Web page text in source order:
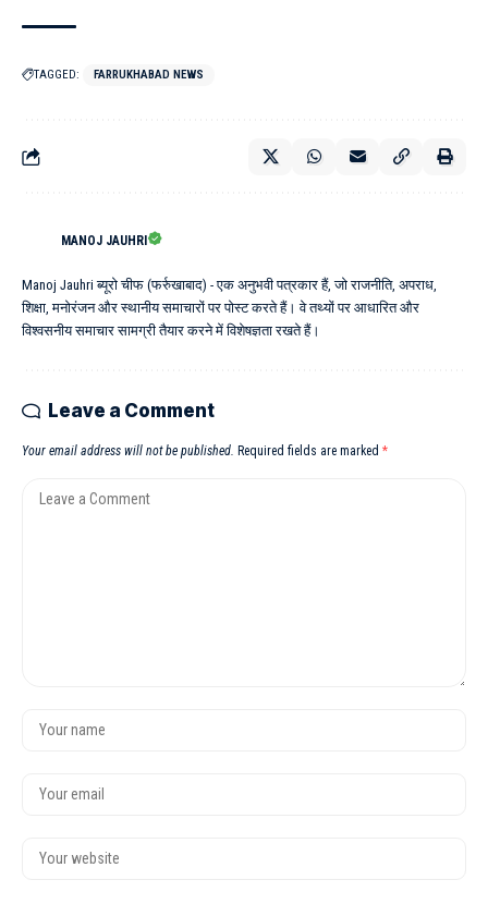
TAGGED: FARRUKHABAD NEWS
MANOJ JAUHRI
Manoj Jauhri ब्यूरो चीफ (फर्रुखाबाद) - एक अनुभवी पत्रकार हैं, जो राजनीति, अपराध,
शिक्षा, मनोरंजन और स्थानीय समाचारों पर पोस्ट करते हैं। वे तथ्यों पर आधारित और
विश्वसनीय समाचार सामग्री तैयार करने में विशेषज्ञता रखते हैं।
Leave a Comment
Your email address will not be published. Required fields are marked *